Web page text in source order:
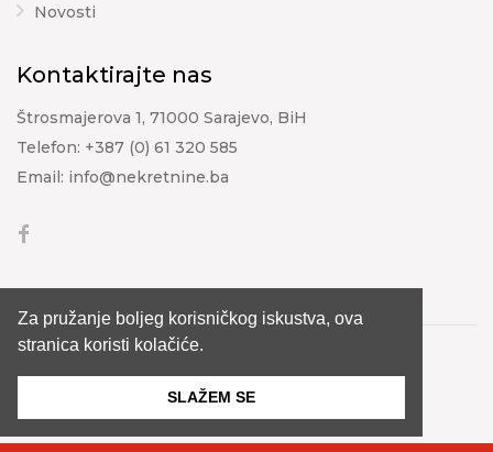
Za pružanje boljeg korisničkog iskustva, ova
stranica koristi kolačiće.
SLAŽEM SE
Novosti
Kontaktirajte nas
Štrosmajerova 1, 71000 Sarajevo, BiH
Telefon: +387 (0) 61 320 585
Email: info@nekretnine.ba
© 2026 nekretnine.ba. Sva prava zadržana.